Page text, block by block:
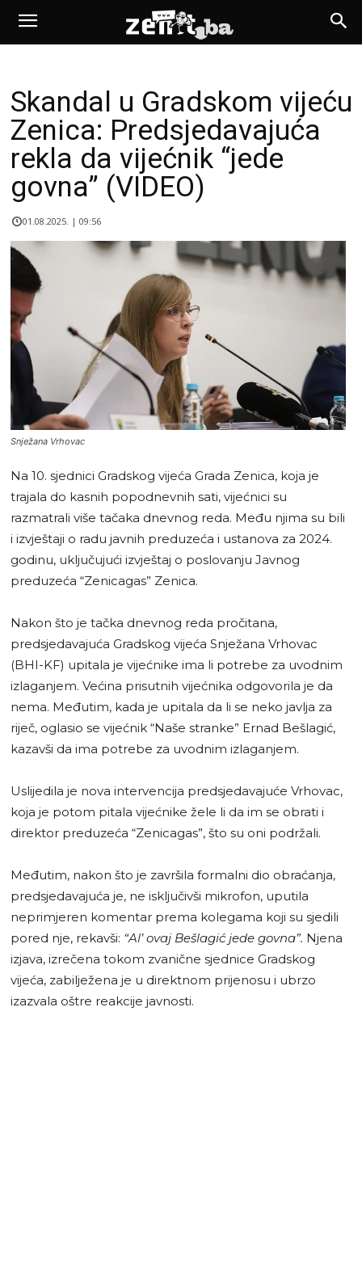
Skandal u Gradskom vijeću
Zenica: Predsjedavajuća
rekla da vijećnik “jede
govna” (VIDEO)
01.08.2025. | 09:56
Snježana Vrhovac
Na 10. sjednici Gradskog vijeća Grada Zenica, koja je
trajala do kasnih popodnevnih sati, vijećnici su
razmatrali više tačaka dnevnog reda. Među njima su bili
i izvještaji o radu javnih preduzeća i ustanova za 2024.
godinu, uključujući izvještaj o poslovanju Javnog
preduzeća “Zenicagas” Zenica.
Nakon što je tačka dnevnog reda pročitana,
predsjedavajuća Gradskog vijeća Snježana Vrhovac
(BHI-KF) upitala je vijećnike ima li potrebe za uvodnim
izlaganjem. Većina prisutnih vijećnika odgovorila je da
nema. Međutim, kada je upitala da li se neko javlja za
riječ, oglasio se vijećnik “Naše stranke” Ernad Bešlagić,
kazavši da ima potrebe za uvodnim izlaganjem.
Uslijedila je nova intervencija predsjedavajuće Vrhovac,
koja je potom pitala vijećnike žele li da im se obrati i
direktor preduzeća “Zenicagas”, što su oni podržali.
Međutim, nakon što je završila formalni dio obraćanja,
predsjedavajuća je, ne isključivši mikrofon, uputila
neprimjeren komentar prema kolegama koji su sjedili
pored nje, rekavši: “Al’ ovaj Bešlagić jede govna”. Njena
izjava, izrečena tokom zvanične sjednice Gradskog
vijeća, zabilježena je u direktnom prijenosu i ubrzo
izazvala oštre reakcije javnosti.